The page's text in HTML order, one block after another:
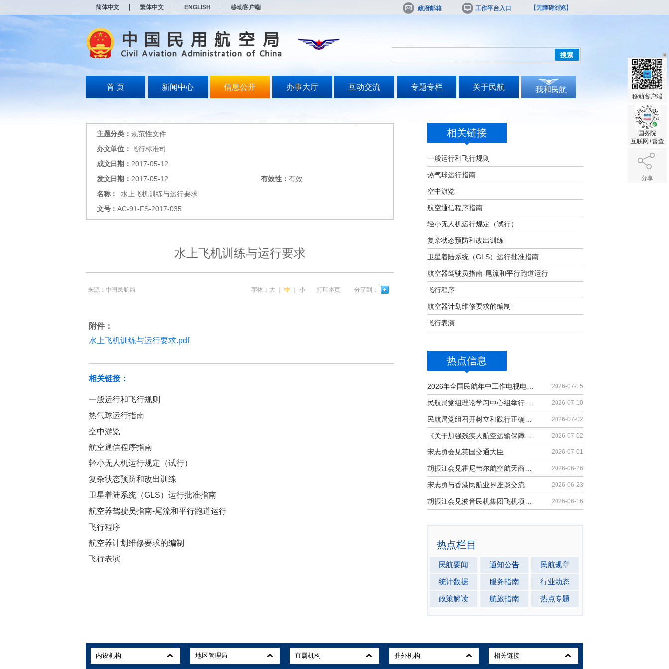
简体中文 繁体中文 ENGLISH 移动客户端 政府邮箱 工作平台入口 【无障碍浏览】
搜索
首 页 新闻中心 信息公开 办事大厅 互动交流 专题专栏 关于民航 我和民航
相关链接
一般运行和飞行规则
热气球运行指南
空中游览
航空通信程序指南
轻小无人机运行规定（试行）
复杂状态预防和改出训练
卫星着陆系统（GLS）运行批准指南
航空器驾驶员指南-尾流和平行跑道运行
飞行程序
航空器计划维修要求的编制
飞行表演
热点信息
2026-07-15
2026-07-10
2026-07-02
2026-07-02
宋志勇会见英国交通大臣 2026-07-01
2026-06-26
宋志勇与香港民航业界座谈交流 2026-06-23
2026-06-16
热点栏目
民航要闻 通知公告
民航规章
统计数据
服务指南
行业动态
政策解读
航旅指南 热点专题
主题分类： 规范性文件
办文单位： 飞行标准司
成文日期： 2017-05-12
发文日期： 2017-05-12 有效性： 有效
名称：
水上飞机训练与运行要求
文号： AC-91-FS-2017-035
水上飞机训练与运行要求
来源：中国民航局 字体： 大 中 小 打印本页 分享到：
附件：
水上飞机训练与运行要求.pdf
相关链接：
一般运行和飞行规则
热气球运行指南
空中游览
航空通信程序指南
轻小无人机运行规定（试行）
复杂状态预防和改出训练
卫星着陆系统（GLS）运行批准指南
航空器驾驶员指南-尾流和平行跑道运行
飞行程序
航空器计划维修要求的编制
飞行表演
移动客户端
国务院
互联网+督查
分享
打
无
障